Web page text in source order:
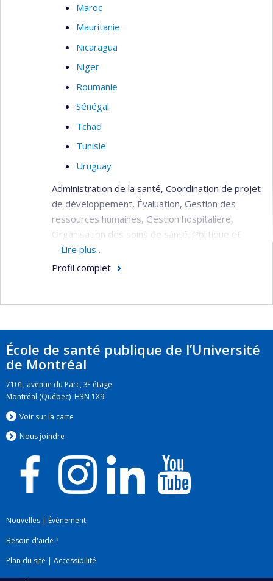
Maroc
Mauritanie
Nicaragua
Niger
Roumanie
Sénégal
Tchad
Tunisie
Uruguay
Administration de la santé, Coordination de projet
de développement, Évaluation, Gestion des
ressources humaines, Gestion hospitalière,
Organisation des soins de santé, Politique et
planification de la santé, Réhabilitation du
système de santé (post crise), Soins de santé
Lire plus…
Profil complet
École de santé publique de l’Université
de Montréal
7101, avenue du Parc, 3e étage
Montréal (Québec) H3N 1X9
Voir sur la carte
Nous joindre
Nouvelles | Événement
Besoin d'aide ?
Plan du site | Accessibilité